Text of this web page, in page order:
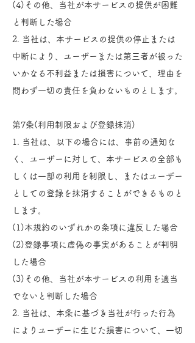
(4)その他、当社が本サービスの提供が困難
と判断した場合
2. 当社は、本サービスの提供の停止または
中断により、ユーザーまたは第三者が被った
いかなる不利益または損害について、理由を
問わず一切の責任を負わないものとします。
第7条(利用制限および登録抹消)
1. 当社は、以下の場合には、事前の通知な
く、ユーザーに対して、本サービスの全部も
しくは一部の利用を制限し、またはユーザー
としての登録を抹消することができるものと
します。
(1)本規約のいずれかの条項に違反した場合
(2)登録事項に虚偽の事実があることが判明
した場合
(3)その他、当社が本サービスの利用を適当
でないと判断した場合
2. 当社は、本条に基づき当社が行った行為
によりユーザーに生じた損害について、一切